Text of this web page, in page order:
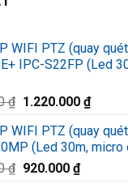
WIFI PTZ (quay
IPC-S22FP (Led
₫ Giá
là:
1.580.000 ₫.
1.220.000 ₫Giá
tại
là:
WIFI PTZ (quay
(Led 30m, micro
₫ Giá
920.000 ₫Giá